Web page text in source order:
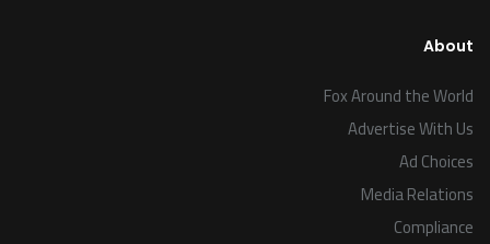
About
Fox Around the World
Advertise With Us
Ad Choices
Media Relations
Compliance